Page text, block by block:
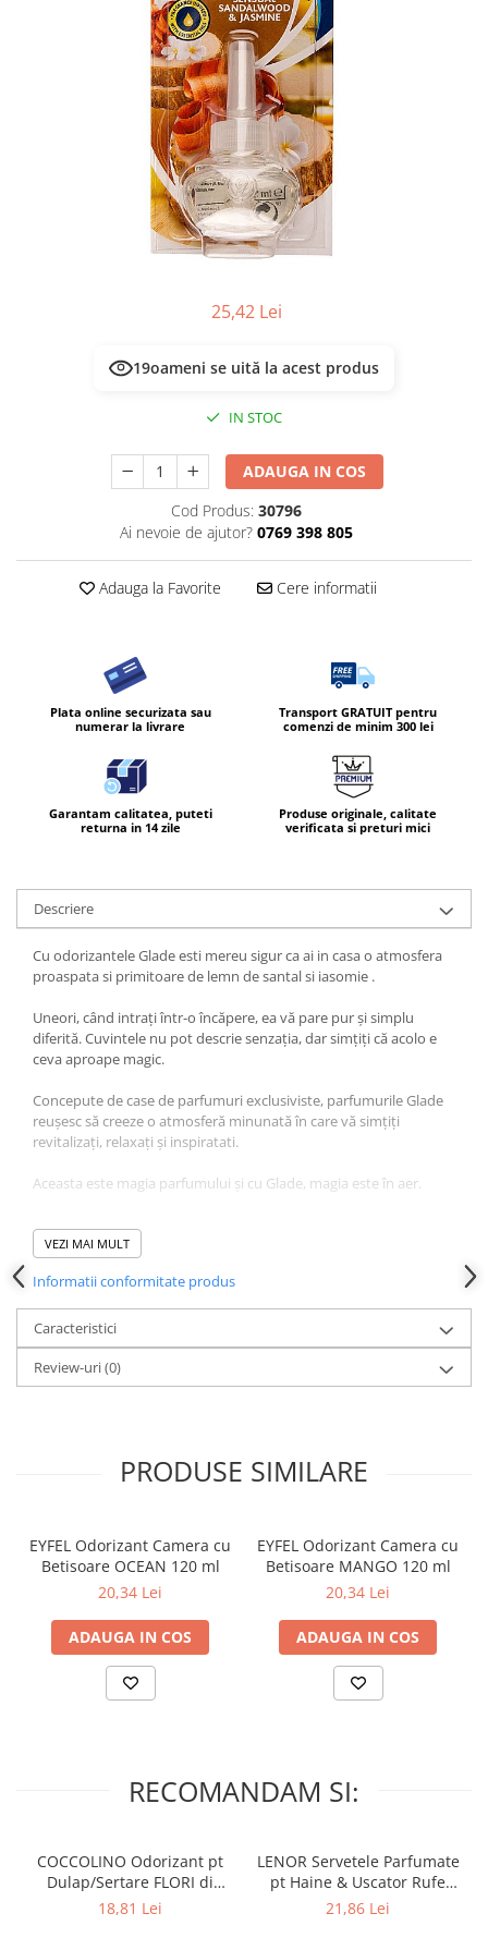
Masca & Gel de par
Servetele Umede & Uscate
25,42 Lei
19oameni se uită la acest produs
IN STOC
ADAUGA IN COS
Cod Produs: 30796
Ai nevoie de ajutor? 0769 398 805
Adauga la Favorite Cere informatii
Plata online securizata sau
numerar la livrare
Transport GRATUIT pentru
comenzi de minim 300 lei
Garantam calitatea, puteti
returna in 14 zile
Produse originale, calitate
verificata si preturi mici
Descriere
Cu odorizantele Glade esti mereu sigur ca ai in casa o atmosfera
proaspata si primitoare de lemn de santal si iasomie .
Uneori, când intrați într-o încăpere, ea vă pare pur și simplu
diferită. Cuvintele nu pot descrie senzația, dar simțiți că acolo e
ceva aproape magic.
Concepute de case de parfumuri exclusiviste, parfumurile Glade
reușesc să creeze o atmosferă minunată în care vă simțiți
revitalizați, relaxați și inspiratati.
Aceasta este magia parfumului și cu Glade, magia este în aer.
Rezerva are 100% ulei parfumat.
VEZI MAI MULT
Informatii conformitate produs
Caracteristici
Review-uri(0)
PRODUSE SIMILARE
EYFEL Odorizant Camera cu
Betisoare OCEAN 120 ml
20,34 Lei
ADAUGA IN COS
EYFEL Odorizant Camera cu
Betisoare MANGO 120 ml
20,34 Lei
ADAUGA IN COS
RECOMANDAM SI:
COCCOLINO Odorizant pt
Dulap/Sertare FLORI di
PRIMAVERA 3 buc
18,81 Lei
LENOR Servetele Parfumate
pt Haine & Uscator Rufe
SPRING AWAKENING 34 buc
21,86 Lei